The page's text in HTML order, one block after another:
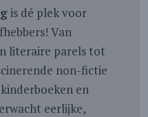
is dé plek voor
Van
literaire parels tot
non-fictie
en
eerlijke,